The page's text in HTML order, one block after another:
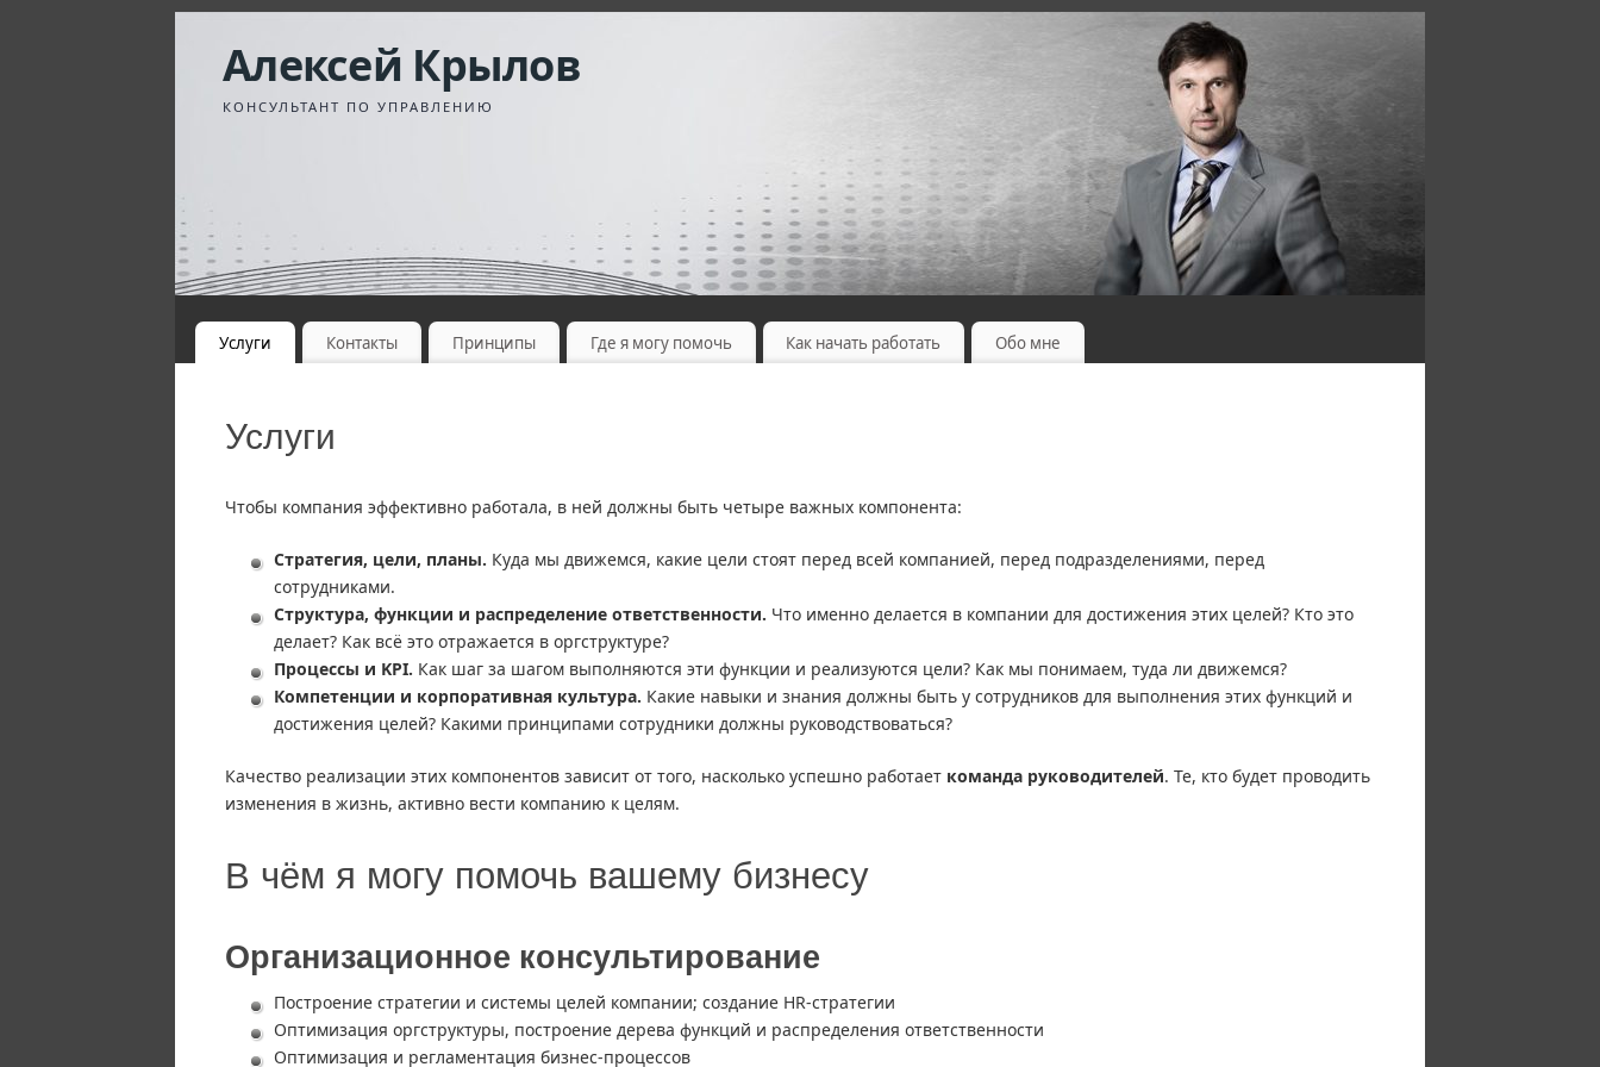
Алексей Крылов
КОНСУЛЬТАНТ ПО УПРАВЛЕНИЮ
Услуги Контакты Принципы Где я могу помочь Как начать работать Обо мне
Услуги
Чтобы компания эффективно работала, в ней должны быть четыре важных компонента:
Стратегия, цели, планы. Куда мы движемся, какие цели стоят перед всей компанией, перед подразделениями, перед
сотрудниками.
Структура, функции и распределение ответственности. Что именно делается в компании для достижения этих целей? Кто это
делает? Как всё это отражается в оргструктуре?
Процессы и KPI. Как шаг за шагом выполняются эти функции и реализуются цели? Как мы понимаем, туда ли движемся?
Компетенции и корпоративная культура. Какие навыки и знания должны быть у сотрудников для выполнения этих функций и
достижения целей? Какими принципами сотрудники должны руководствоваться?
Качество реализации этих компонентов зависит от того, насколько успешно работает команда руководителей. Те, кто будет проводить
изменения в жизнь, активно вести компанию к целям.
В чём я могу помочь вашему бизнесу
Организационное консультирование
Построение стратегии и системы целей компании; создание HR-стратегии
Оптимизация оргструктуры, построение дерева функций и распределения ответственности
Оптимизация и регламентация бизнес-процессов